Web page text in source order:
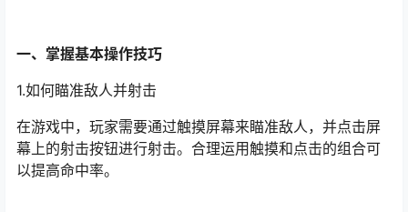
一、掌握基本操作技巧
1.如何瞄准敌人并射击
在游戏中，玩家需要通过触摸屏幕来瞄准敌人，并点击屏
幕上的射击按钮进行射击。合理运用触摸和点击的组合可
以提高命中率。